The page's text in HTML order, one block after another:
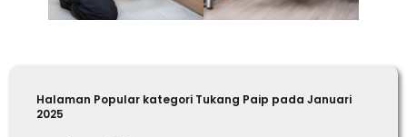
Halaman Popular kategori Tukang Paip pada Januari
2025